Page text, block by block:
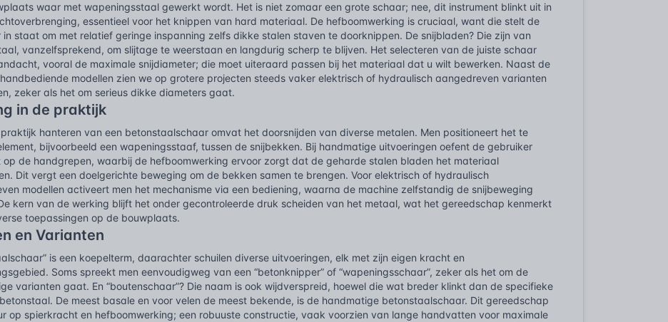
waar met wapeningsstaal gewerkt wordt. Het is niet zomaar een grote schaar; nee, dit instrument blinkt uit in
essentieel voor het knippen van hard materiaal. De hefboomwerking is cruciaal, want die stelt de
in staat om met relatief geringe inspanning zelfs dikke stalen staven te doorknippen. De snijbladen? Die zijn van
vanzelfsprekend, om slijtage te weerstaan en langdurig scherp te blijven. Het selecteren van de juiste schaar
vooral de maximale snijdiameter; die moet uiteraard passen bij het materiaal dat u wilt bewerken. Naast de
modellen zien we op grotere projecten steeds vaker elektrisch of hydraulisch aangedreven varianten
zeker als het om serieus dikke diameters gaat.
in de praktijk
hanteren van een betonstaalschaar omvat het doorsnijden van diverse metalen. Men positioneert het te
bijvoorbeeld een wapeningsstaaf, tussen de snijbekken. Bij handmatige uitvoeringen oefent de gebruiker
op de handgrepen, waarbij de hefboomwerking ervoor zorgt dat de geharde stalen bladen het materiaal
Dit vergt een doelgerichte beweging om de bekken samen te brengen. Voor elektrisch of hydraulisch
modellen activeert men het mechanisme via een bediening, waarna de machine zelfstandig de snijbeweging
kern van de werking blijft het onder gecontroleerde druk scheiden van het metaal, wat het gereedschap kenmerkt
toepassingen op de bouwplaats.
en Varianten
is een koepelterm, daarachter schuilen diverse uitvoeringen, elk met zijn eigen kracht en
Soms spreekt men eenvoudigweg van een “betonknipper” of “wapeningsschaar”, zeker als het om de
varianten gaat. En “boutenschaar”? Die naam is ook wijdverspreid, hoewel die wat breder klinkt dan de specifieke
De meest basale en voor velen de meest bekende, is de handmatige betonstaalschaar. Dit gereedschap
op spierkracht en hefboomwerking; een robuuste constructie, vaak voorzien van lange handvatten voor maximale